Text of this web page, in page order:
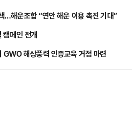
…해운조합 “연안 해운 이용 촉진 기대”
캠페인 전개
GWO 해상풍력 인증교육 거점 마련